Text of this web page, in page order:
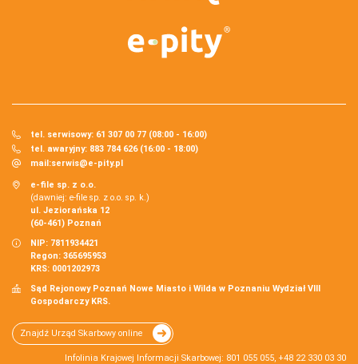
tel. serwisowy: 61 307 00 77 (08:00 - 16:00)
tel. awaryjny: 883 784 626 (16:00 - 18:00)
mail:serwis@e-pity.pl
e-file sp. z o.o.
(dawniej: e-file sp. z o.o. sp. k.)
ul. Jeziorańska 12
(60-461) Poznań
NIP: 7811934421
Regon: 365695953
KRS: 0001202973
Sąd Rejonowy Poznań Nowe Miasto i Wilda w Poznaniu Wydział VIII
Gospodarczy KRS.
Znajdź Urząd Skarbowy online
Infolinia Krajowej Informacji Skarbowej: 801 055 055, +48 22 330 03 30